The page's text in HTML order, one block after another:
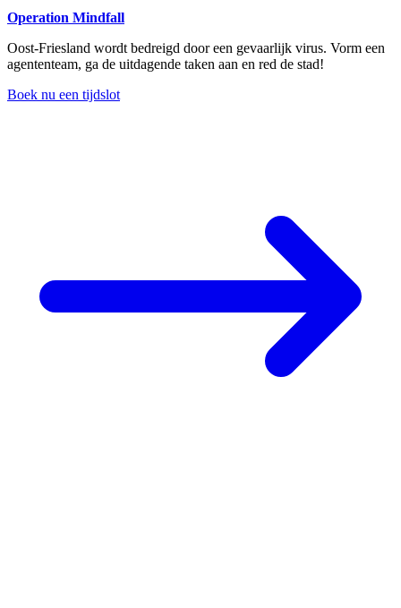
Operation Mindfall
Oost-Friesland wordt bedreigd door een gevaarlijk virus. Vorm een
agententeam, ga de uitdagende taken aan en red de stad!
Boek nu een tijdslot